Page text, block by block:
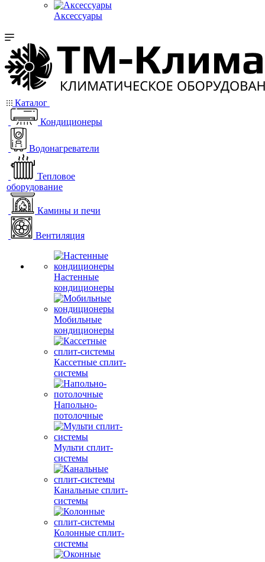
Аксессуары
Каталог
Кондиционеры
Водонагреватели
Тепловое
оборудование
Камины и печи
Вентиляция
Настенные
кондиционеры
Мобильные
кондиционеры
Кассетные сплит-
системы
Напольно-
потолочные
Мульти сплит-
системы
Канальные сплит-
системы
Колонные сплит-
системы